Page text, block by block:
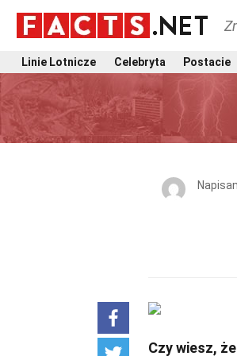
Linie Lotnicze Celebryta Postacie
Czy wiesz,